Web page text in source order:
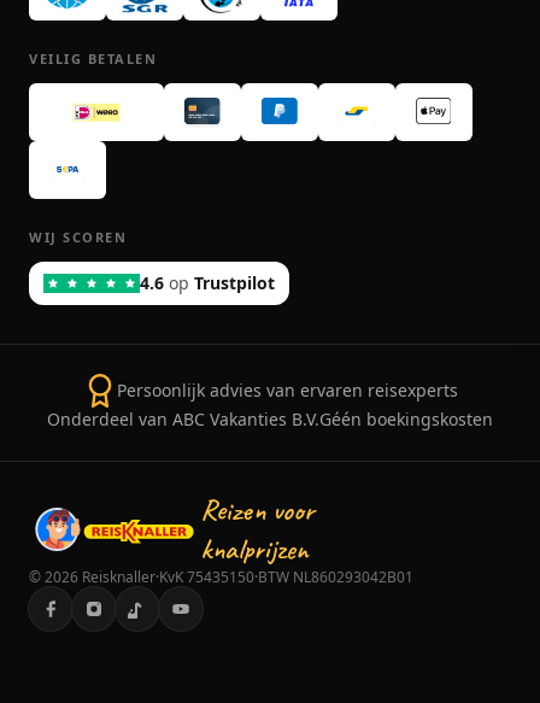
VEILIG BETALEN
WIJ SCOREN
4.6 op Trustpilot
Persoonlijk advies van ervaren reisexperts
Onderdeel van ABC Vakanties B.V.Géén boekingskosten
Reizen voor
knalprijzen
©2026 Reisknaller·KvK 75435150·BTW NL860293042B01